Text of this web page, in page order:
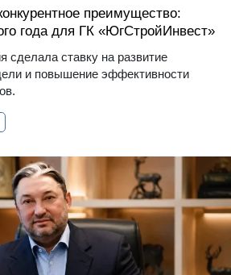
преимущество:
года для ГК «ЮгСтройИнвест»
сделала ставку на развитие
и повышение эффективности